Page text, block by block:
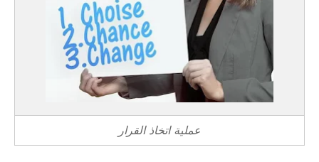
الصحة العقلية والنفسية
أسلوب حياة
تطوير الذات
مال وأعمال
Telegram
Youtube
اتصل بنا
اتفاقية الإستخدام
سياسة الخصوصية
عملية اتخاذ القرار